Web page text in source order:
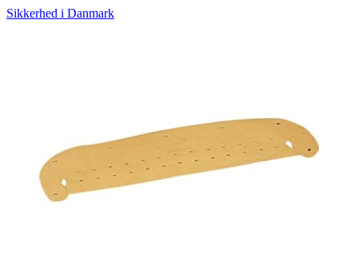
Sikkerhed i Danmark